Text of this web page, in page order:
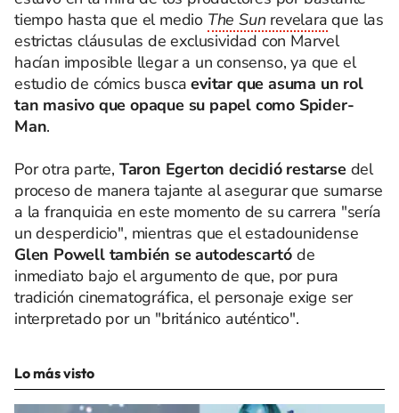
tiempo hasta que el medio The Sun revelara que las
estrictas cláusulas de exclusividad con Marvel
hacían imposible llegar a un consenso, ya que el
estudio de cómics busca evitar que asuma un rol
tan masivo que opaque su papel como Spider-
Man.
Por otra parte, Taron Egerton decidió restarsedel
proceso de manera tajante al asegurar que sumarse
a la franquicia en este momento de su carrera "sería
un desperdicio", mientras que el estadounidense
Glen Powell también se autodescartó de
inmediato bajo el argumento de que, por pura
tradición cinematográfica, el personaje exige ser
interpretado por un "británico auténtico".
Lo más visto